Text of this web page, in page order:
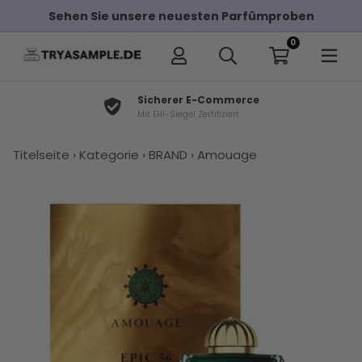
Sehen Sie unsere neuesten Parfümproben
0
Sicherer E-Commerce
Mit EHI-Siegel Zertifiziert
Andere Kunden haben diese auch
Kaufen Sie
Amouage
Amouage
Titelseite › Kategorie › BRAND › Amouage